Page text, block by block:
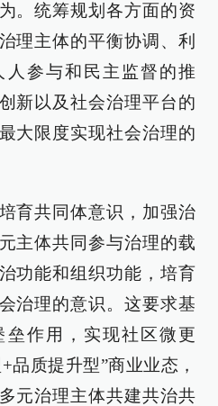
。统筹规划各方面的资
理主体的平衡协调、利
参与和民主监督的推
新以及社会治理平台的
大限度实现社会治理的
育共同体意识，加强治
主体共同参与治理的载
功能和组织功能，培育
治理的意识。这要求基
垒作用，实现社区微更
品质提升型”商业业态，
元治理主体共建共治共